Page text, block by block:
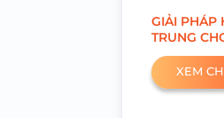
GIẢI PHÁP
TRUNG
XEM